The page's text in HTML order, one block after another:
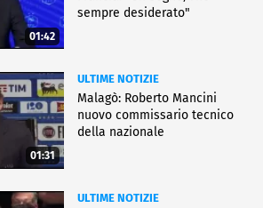
01:42
sempre desiderato"
01:31
ULTIME NOTIZIE
Malagò: Roberto Mancini
nuovo commissario tecnico
della nazionale
ULTIME NOTIZIE